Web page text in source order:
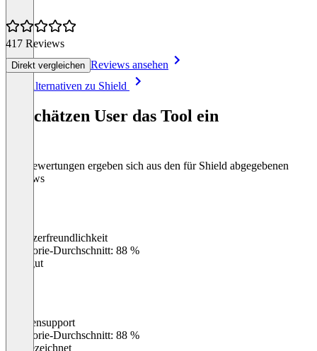
417 Reviews
Direkt vergleichen Reviews ansehen
Alle Alternativen zu Shield
So schätzen User das Tool ein
Die Bewertungen ergeben sich aus den für Shield abgegebenen
Reviews
Benutzerfreundlichkeit
Kategorie-Durchschnitt: 88 %
Sehr gut
Kundensupport
Kategorie-Durchschnitt: 88 %
Ausgezeichnet